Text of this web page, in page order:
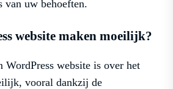
van uw behoeften.
website maken moeilijk?
WordPress website is over het
vooral dankzij de